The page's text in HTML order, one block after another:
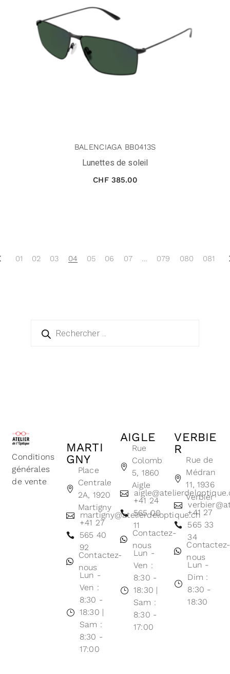
BALENCIAGA BB0413S
Lunettes de soleil
CHF385.00
01 02 03 04 05 06 07 … 079 080 081
Conditions
générales
de vente
MARTI
GNY
Place
Centrale
2A, 1920
Martigny
martigny@atelierdeloptique.ch
+41 27
565 40
92
Contactez-
nous
Lun -
Ven :
8:30 -
18:30 |
Sam :
8:30 -
17:00
AIGLE
Rue
Colomb
5, 1860
Aigle
+41 24
565 00
11
Contactez-
nous
Lun -
Ven :
8:30 -
18:30 |
Sam :
8:30 -
17:00
VERBIE
R
Rue de
Médran
11, 1936
Verbier
+41 27
565 33
34
Contactez-
nous
Lun -
Dim :
8:30 -
18:30